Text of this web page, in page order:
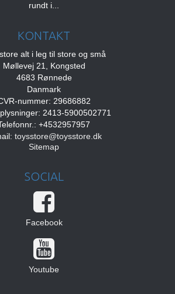
rundt i...
KONTAKT
alt i leg til store og små
Møllevej 21, Kongsted
4683 Rønnede
Danmark
nummer: 29686882
2413-5900502771
+4532957957
: toysstore@toysstore.dk
Sitemap
SOCIAL
Facebook
Youtube